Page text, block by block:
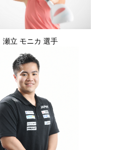
瀬立 モニカ 選手